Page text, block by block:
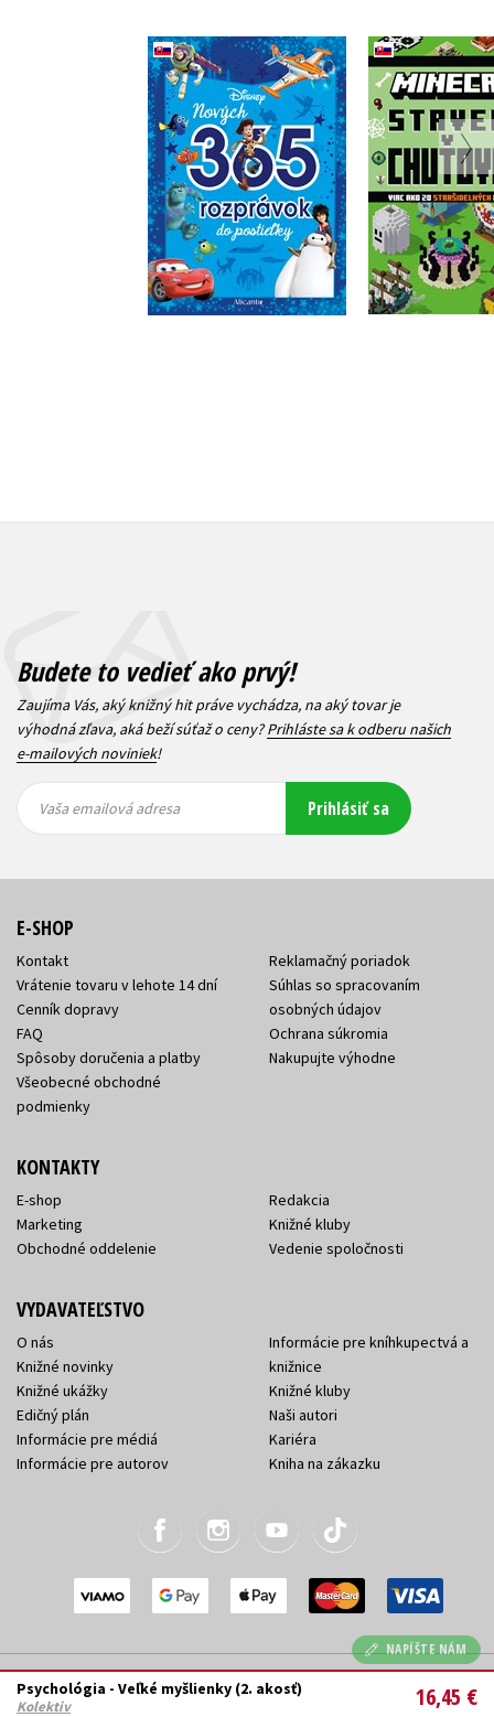
Disney - Nových 365
rozprávok do
postieľky
Kolektiv
Do košíka
15,29 €
Stavebné
Do
9,34
Psychológia - Veľké myšlienky (2. akosť)
Kolektiv 16,45 €
NAPÍŠTE NÁM
Budete to vedieť ako prvý!
Zaujíma Vás, aký knižný hit práve vychádza, na aký tovar je
výhodná zľava, aká beží súťaž o ceny?Prihláste sa k odberu našich
e-mailových noviniek!
emailová
emailová
Vaša emailová adresa Prihlásiť sa
E-SHOP
Kontakt
Vrátenie tovaru v lehote 14 dní
Cenník dopravy
FAQ
Spôsoby doručenia a platby
Všeobecné obchodné
podmienky
Reklamačný poriadok
Súhlas so spracovaním
osobných údajov
Ochrana súkromia
Nakupujte výhodne
KONTAKTY
E-shop
Marketing
Obchodné oddelenie
Redakcia
Knižné kluby
Vedenie spoločnosti
VYDAVATEĽSTVO
O nás
Knižné novinky
Knižné ukážky
Edičný plán
Informácie pre médiá
Informácie pre autorov
Informácie pre kníhkupectvá a
knižnice
Knižné kluby
Naši autori
Kariéra
Kniha na zákazku
2026 © Albatrosmedia.sk, Albatros Media Slovakia
s.r.o.